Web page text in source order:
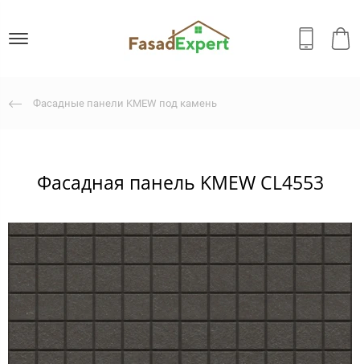
Фасадные панели KMEW под камень
Фасадная панель KMEW CL4553